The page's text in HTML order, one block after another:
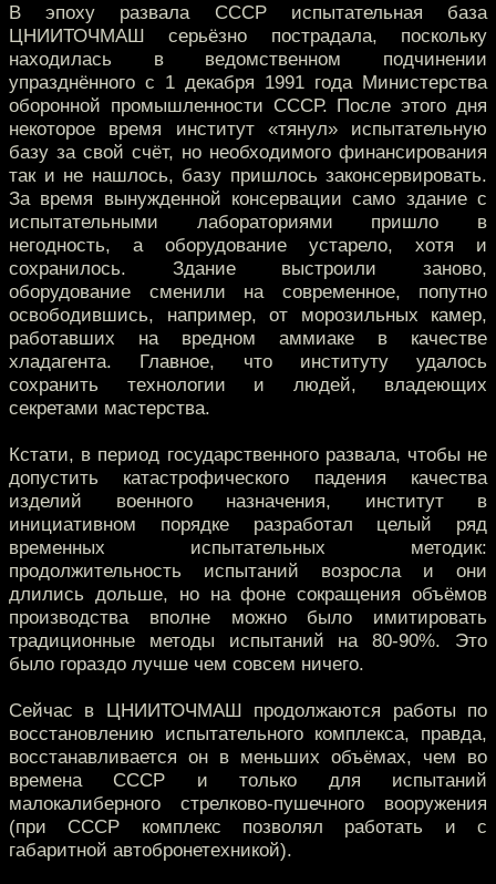
В эпоху развала СССР испытательная база
ЦНИИТОЧМАШ серьёзно пострадала, поскольку
находилась в ведомственном подчинении
упразднённого с 1 декабря 1991 года Министерства
оборонной промышленности СССР. После этого дня
некоторое время институт «тянул» испытательную
базу за свой счёт, но необходимого финансирования
так и не нашлось, базу пришлось законсервировать.
За время вынужденной консервации само здание с
испытательными лабораториями пришло в
негодность, а оборудование устарело, хотя и
сохранилось. Здание выстроили заново,
оборудование сменили на современное, попутно
освободившись, например, от морозильных камер,
работавших на вредном аммиаке в качестве
хладагента. Главное, что институту удалось
сохранить технологии и людей, владеющих
секретами мастерства.
Кстати, в период государственного развала, чтобы не
допустить катастрофического падения качества
изделий военного назначения, институт в
инициативном порядке разработал целый ряд
временных испытательных методик:
продолжительность испытаний возросла и они
длились дольше, но на фоне сокращения объёмов
производства вполне можно было имитировать
традиционные методы испытаний на 80-90%. Это
было гораздо лучше чем совсем ничего.
Сейчас в ЦНИИТОЧМАШ продолжаются работы по
восстановлению испытательного комплекса, правда,
восстанавливается он в меньших объёмах, чем во
времена СССР и только для испытаний
малокалиберного стрелково-пушечного вооружения
(при СССР комплекс позволял работать и с
габаритной автобронетехникой).